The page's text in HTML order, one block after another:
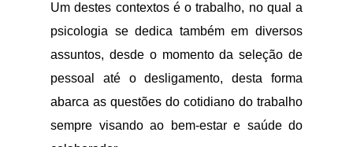
Um destes contextos é o trabalho, no qual a
psicologia se dedica também em diversos
assuntos, desde o momento da seleção de
pessoal até o desligamento, desta forma
abarca as questões do cotidiano do trabalho
sempre visando ao bem-estar e saúde do